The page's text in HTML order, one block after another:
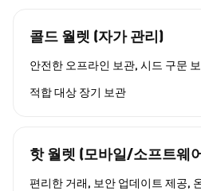
콜드 월렛 (자가 관리)
안전한 오프라인 보관, 시드 구문
적합 대상 장기 보관
핫 월렛 (모바일/소프트웨
편리한 거래, 보안 업데이트 제공,